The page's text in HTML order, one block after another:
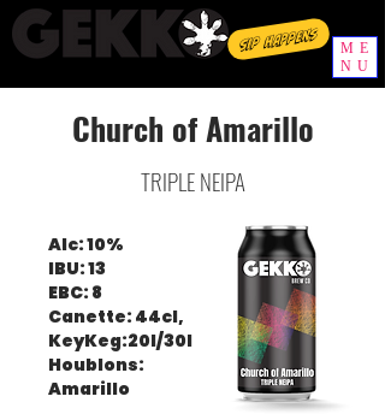
ME
NU
Sip happens
Church of Amarillo
TRIPLE NEIPA
Alc: 10%
IBU: 13
EBC: 8
Canette: 44cl,
KeyKeg:20l/30l
Houblons:
Amarillo